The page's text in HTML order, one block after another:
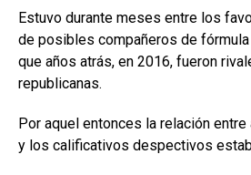
Estuvo durante meses entre los
de posibles compañeros de
que años atrás, en 2016, fueron
republicanas.
Por aquel entonces la relación
y los calificativos despectivos